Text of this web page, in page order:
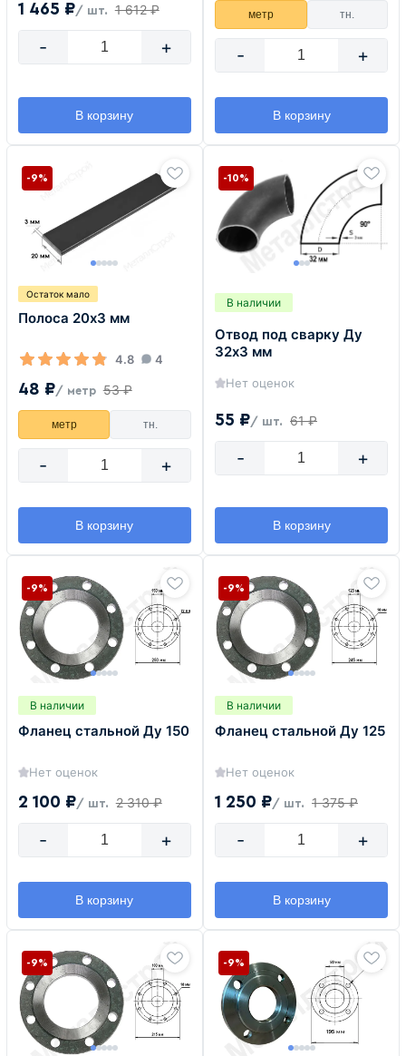
1 465 ₽/ шт. 1 612 ₽
- +
В корзину
метр тн.
- +
В корзину
Остаток мало
Полоса 20х3 мм
4.8 4
48 ₽/ метр 53 ₽
-9%
метр тн.
- +
В корзину
В наличии
Отвод под сварку Ду
32х3 мм
Нет оценок
55 ₽/ шт. 61 ₽
-10%
- +
В корзину
В наличии
Фланец стальной Ду 150
Нет оценок
2 100 ₽/ шт. 2 310 ₽
-9%
- +
В корзину
В наличии
Фланец стальной Ду 125
Нет оценок
1 250 ₽/ шт. 1 375 ₽
-9%
- +
В корзину
-9% -9%